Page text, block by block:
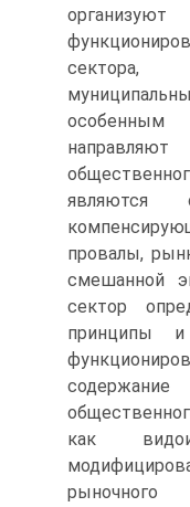
сектора,
являются
провалы,
смешанной
сектор
принципы и
как
рыночного